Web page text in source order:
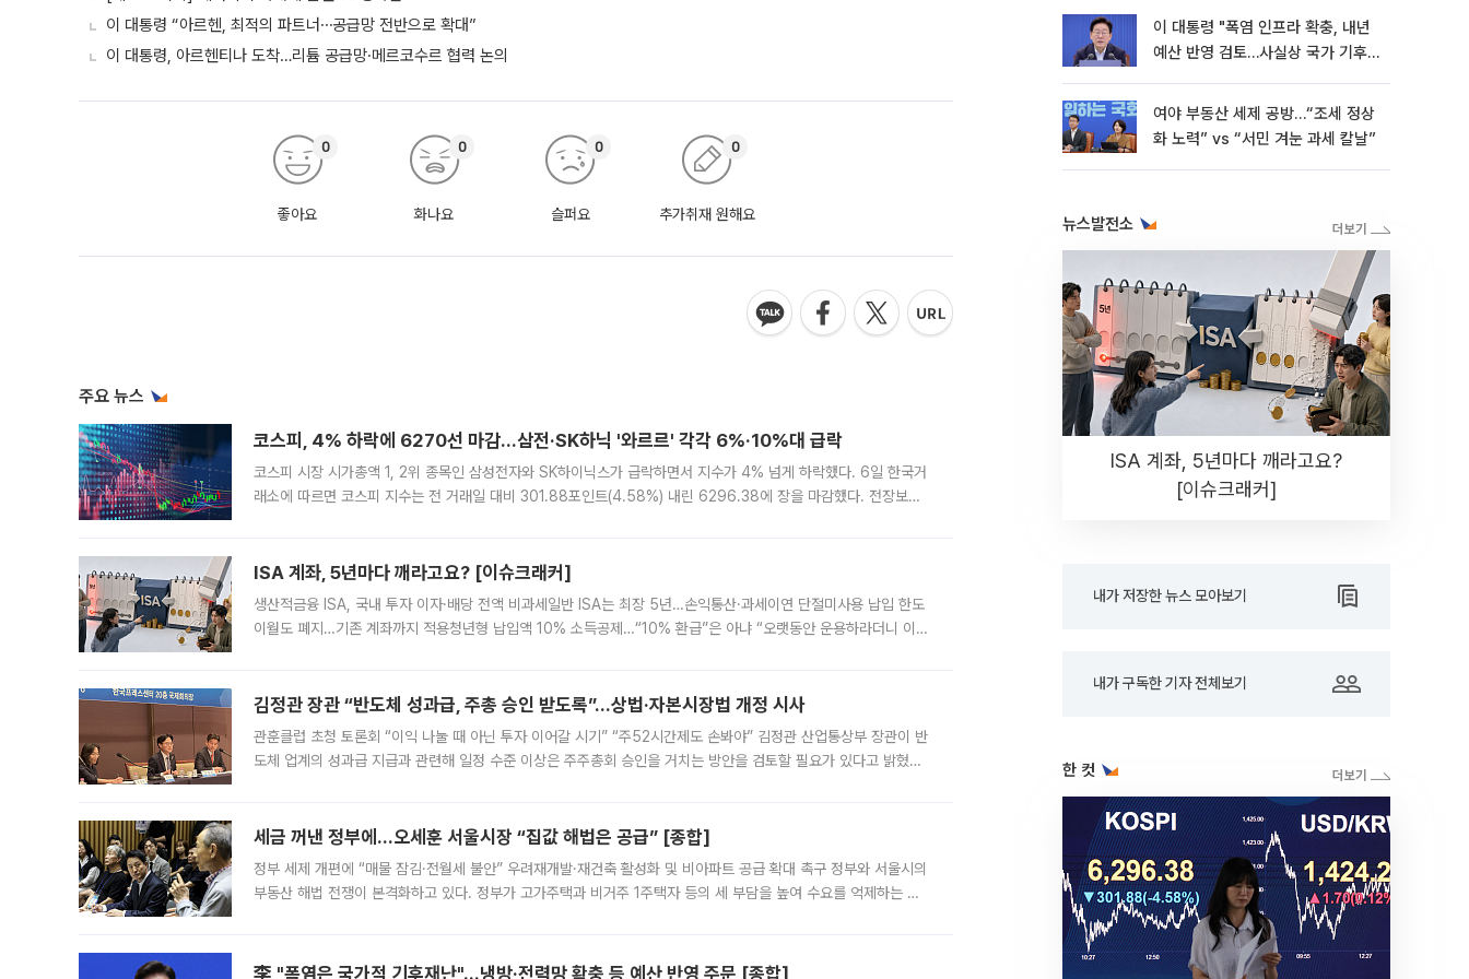
이 대통령 “아르헨, 최적의 파트너⋯공급망 전반으로 확대”
이 대통령, 아르헨티나 도착…리튬 공급망·메르코수르 협력 논의
좋아요
0
화나요
0
슬퍼요
0
추가취재 원해요
0
주요 뉴스
코스피, 4% 하락에 6270선 마감…삼전·SK하닉 '와르르' 각각 6%·10%대 급락
코스피 시장 시가총액 1, 2위 종목인 삼성전자와 SK하이닉스가 급락하면서 지수가 4% 넘게 하락했다. 6일 한국거
래소에 따르면 코스피 지수는 전 거래일 대비 301.88포인트(4.58%) 내린 6296.38에 장을 마감했다. 전장보다
ISA 계좌, 5년마다 깨라고요? [이슈크래커]
생산적금융 ISA, 국내 투자 이자·배당 전액 비과세일반 ISA는 최장 5년…손익통산·과세이연 단절미사용 납입 한도
이월도 폐지…기존 계좌까지 적용청년형 납입액 10% 소득공제…“10% 환급”은 아냐 “오랫동안 운용하라더니 이제
김정관 장관 “반도체 성과급, 주총 승인 받도록”…상법·자본시장법 개정 시사
관훈클럽 초청 토론회 “이익 나눌 때 아닌 투자 이어갈 시기” “주52시간제도 손봐야” 김정관 산업통상부 장관이 반
도체 업계의 성과급 지급과 관련해 일정 수준 이상은 주주총회 승인을 거치는 방안을 검토할 필요가 있다고 밝혔다.
세금 꺼낸 정부에…오세훈 서울시장 “집값 해법은 공급” [종합]
정부 세제 개편에 “매물 잠김·전월세 불안” 우려재개발·재건축 활성화 및 비아파트 공급 확대 촉구 정부와 서울시의
부동산 해법 전쟁이 본격화하고 있다. 정부가 고가주택과 비거주 1주택자 등의 세 부담을 높여 수요를 억제하는 카
李 "폭염은 국가적 기후재난"…냉방·전력망 확충 등 예산 반영 주문 [종합]
이 대통령 "폭염 인프라 확충, 내년
예산 반영 검토…사실상 국가 기후
여야 부동산 세제 공방…“조세 정상
화 노력” vs “서민 겨눈 과세 칼날”
뉴스발전소
ISA 계좌, 5년마다 깨라고요?
[이슈크래커]
내가 저장한 뉴스 모아보기
내가 구독한 기자 전체보기
한 컷